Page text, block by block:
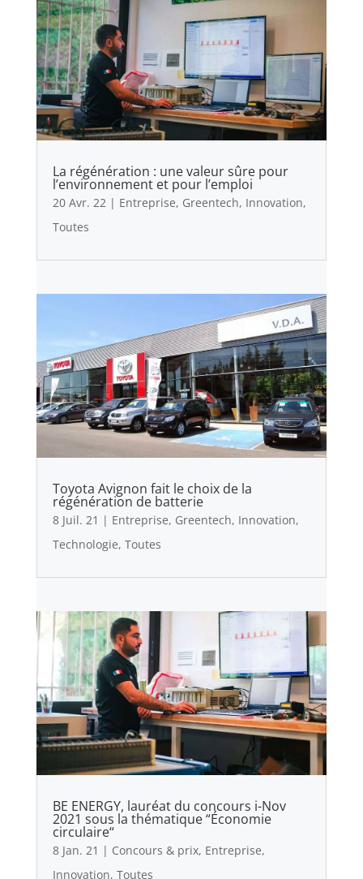
La régénération : une valeur sûre pour
l’environnement et pour l’emploi
20 Avr. 22| Entreprise, Greentech, Innovation,
Toutes
Toyota Avignon fait le choix de la
régénération de batterie
8 Juil. 21 | Entreprise, Greentech, Innovation,
Technologie, Toutes
BE ENERGY, lauréat du concours i-Nov
2021 sous la thématique “Économie
circulaire“
8 Jan. 21 | Concours & prix, Entreprise,
Innovation, Toutes